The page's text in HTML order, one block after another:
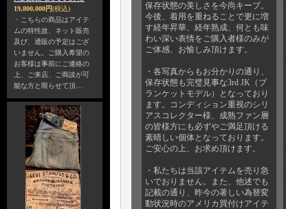
19,800,000円(税込)
・こちらの商品はアイテ
ムの特性故、ネット販売
及び、通販の予定はござ
いません。ご購入希望の
お客様は事前にご連絡の
上、ご来店、ご商談が可
能な方と限らせて頂…
保存状態の美しさを今尚キープ。
今後、着用を重ねることで更に増
す経年昇華、経年熟成、何とも味
わい深い表情をご購入者様のみが
ご体感、お愉しみ頂けます。
・各写真からもお分かりの通り、
保存状態も完璧見事な3rd JK（ブ
ランケットモデル）となっており
ます。コンディション重視のシリ
アスコレクター様、成熟ファン層
の皆様方にも必ずやご満足頂ける
素晴しい個体となっております。
ご安心の上、お求め頂けます。
・私たちは当該アイテムを売り急
いでおりません。また、他述でも
記載の通り、昨今の著しい為替変
動状況時のアメリカ買付けアイテ